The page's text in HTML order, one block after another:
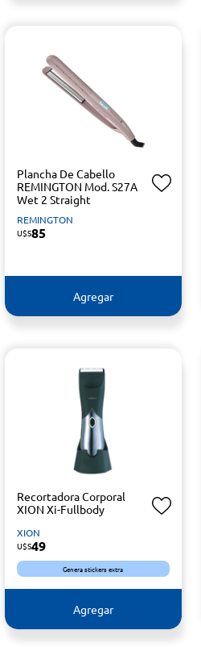
Plancha De Cabello
REMINGTON Mod. S27A
Wet 2 Straight
REMINGTON
U$S85
Agregar
Recortadora Corporal
XION Xi-Fullbody
XION
U$S49
Genera stickers extra
Agregar